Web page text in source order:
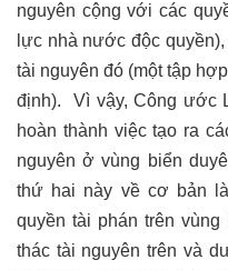
nguyên cộng với các
lực nhà nước độc
tài nguyên đó (một tập
định).
Vì vậy, Công ước
hoàn thành việc tạo ra
nguyên ở vùng biển
thứ hai này về cơ bản
quyền tài phán trên
thác tài nguyên trên và